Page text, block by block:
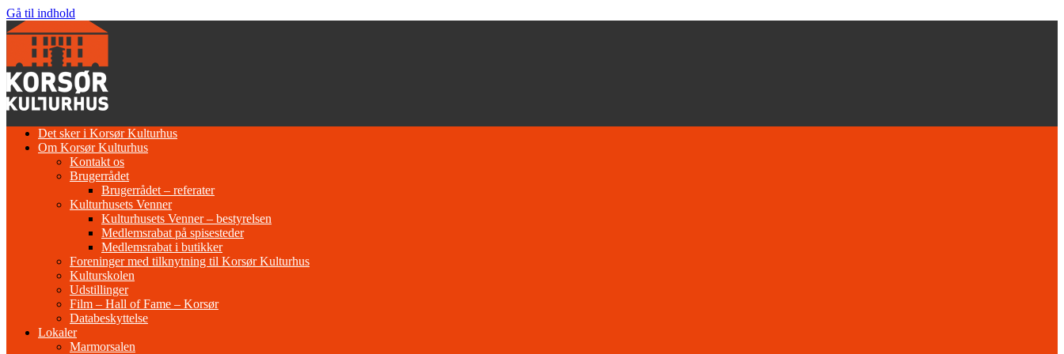
Gå til indhold
Det sker i Korsør Kulturhus
Om Korsør Kulturhus
Kontakt os
Brugerrådet
Brugerrådet – referater
Kulturhusets Venner
Kulturhusets Venner – bestyrelsen
Medlemsrabat på spisesteder
Medlemsrabat i butikker
Foreninger med tilknytning til Korsør Kulturhus
Kulturskolen
Udstillinger
Film – Hall of Fame – Korsør
Databeskyttelse
Lokaler
Marmorsalen